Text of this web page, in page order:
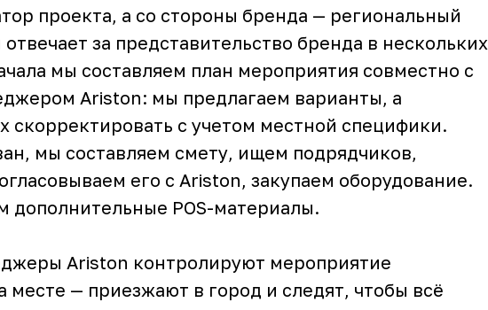
проекта, а со стороны бренда — региональный
за представительство бренда в нескольких
мы составляем план мероприятия совместно с
Ariston: мы предлагаем варианты, а
скорректировать с учетом местной специфики.
мы составляем смету, ищем подрядчиков,
его с Ariston, закупаем оборудование.
дополнительные POS-материалы.
Ariston контролируют мероприятие
месте — приезжают в город и следят, чтобы всё